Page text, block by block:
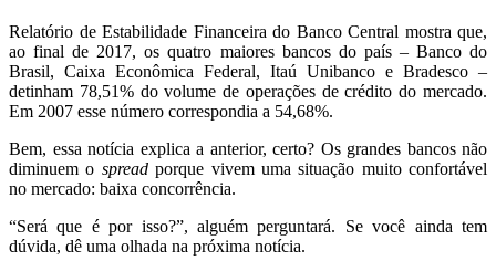
Relatório de Estabilidade Financeira do Banco Central mostra que,
ao final de 2017, os quatro maiores bancos do país – Banco do
Brasil, Caixa Econômica Federal, Itaú Unibanco e Bradesco –
detinham 78,51% do volume de operações de crédito do mercado.
Em 2007 esse número correspondia a 54,68%.
Bem, essa notícia explica a anterior, certo? Os grandes bancos não
diminuem o spreadporque vivem uma situação muito confortável
no mercado: baixa concorrência.
“Será que é por isso?”, alguém perguntará. Se você ainda tem
dúvida, dê uma olhada na próxima notícia.